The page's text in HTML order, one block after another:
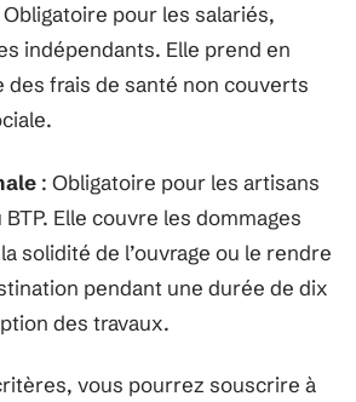
Obligatoire pour les salariés,
indépendants. Elle prend en
des frais de santé non couverts
: Obligatoire pour les artisans
Elle couvre les dommages
solidité de l’ouvrage ou le rendre
pendant une durée de dix
des travaux.
vous pourrez souscrire à